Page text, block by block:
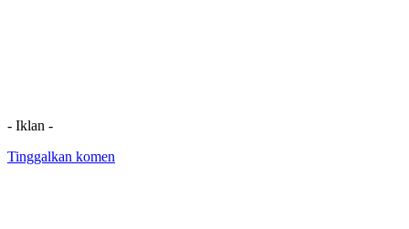
- Iklan -
Tinggalkan komen